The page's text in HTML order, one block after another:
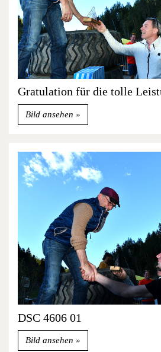
Gratulation für die tolle
Bild ansehen
DSC 4606 01
Bild ansehen